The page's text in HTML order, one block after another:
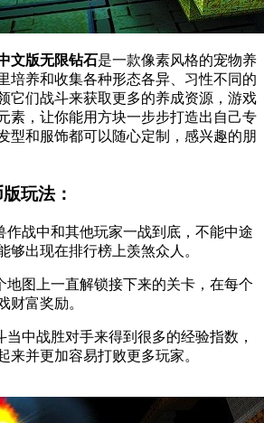
文版无限钻石是一款像素风格的宠物养
培养和收集各种形态各异、习性不同的
它们战斗来获取更多的养成资源，游戏
素，让你能用方块一步步打造出自己专
型和服饰都可以随心定制，感兴趣的朋
玩法：
战中和其他玩家一战到底，不能中途
够出现在排行榜上羡煞众人。
图上一直解锁接下来的关卡，在每个
财富奖励。
中战胜对手来得到很多的经验指数，
来并更加容易打败更多玩家。